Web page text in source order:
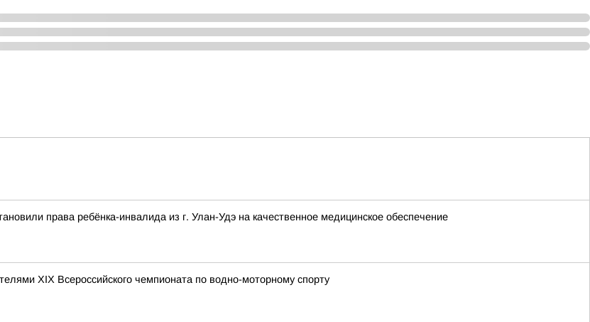
права ребёнка-инвалида из г. Улан-Удэ на качественное медицинское обеспечение
XIX Всероссийского чемпионата по водно-моторному спорту